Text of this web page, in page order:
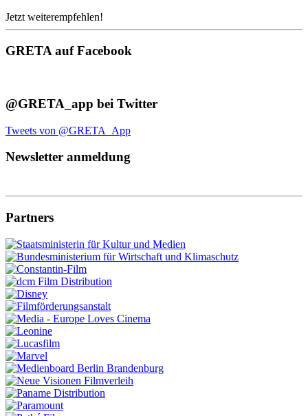
Jetzt weiterempfehlen!
GRETA auf Facebook
@GRETA_app bei Twitter
Tweets von @GRETA_App
Newsletter anmeldung
Partners